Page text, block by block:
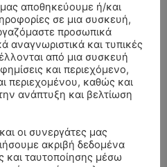
μας αποθηκεύουμε ή/και
σε μια συσκευή,
προσωπικά
αναγνωριστικά και τυπικές
από μια συσκευή
και περιεχόμενο,
περιεχομένου, καθώς και
ανάπτυξη και βελτίωση
οι συνεργάτες μας
ακριβή δεδομένα
και ταυτοποίησης μέσω